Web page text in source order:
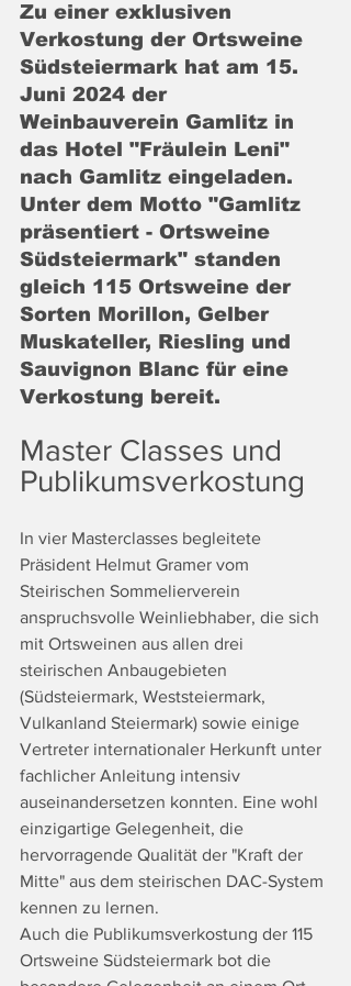
Zu einer exklusiven
Verkostung der Ortsweine
Südsteiermark hat am 15.
Juni 2024 der
Weinbauverein Gamlitz in
das Hotel "Fräulein Leni"
nach Gamlitz eingeladen.
Unter dem Motto "Gamlitz
präsentiert - Ortsweine
Südsteiermark" standen
gleich 115 Ortsweine der
Sorten Morillon, Gelber
Muskateller, Riesling und
Sauvignon Blanc für eine
Verkostung bereit.
Master Classes und
Publikumsverkostung
In vier Masterclasses begleitete
Präsident Helmut Gramer vom
Steirischen Sommelierverein
anspruchsvolle Weinliebhaber, die sich
mit Ortsweinen aus allen drei
steirischen Anbaugebieten
(Südsteiermark, Weststeiermark,
Vulkanland Steiermark) sowie einige
Vertreter internationaler Herkunft unter
fachlicher Anleitung intensiv
auseinandersetzen konnten. Eine wohl
einzigartige Gelegenheit, die
hervorragende Qualität der "Kraft der
Mitte" aus dem steirischen DAC-System
kennen zu lernen.
Auch die Publikumsverkostung der 115
Ortsweine Südsteiermark bot die